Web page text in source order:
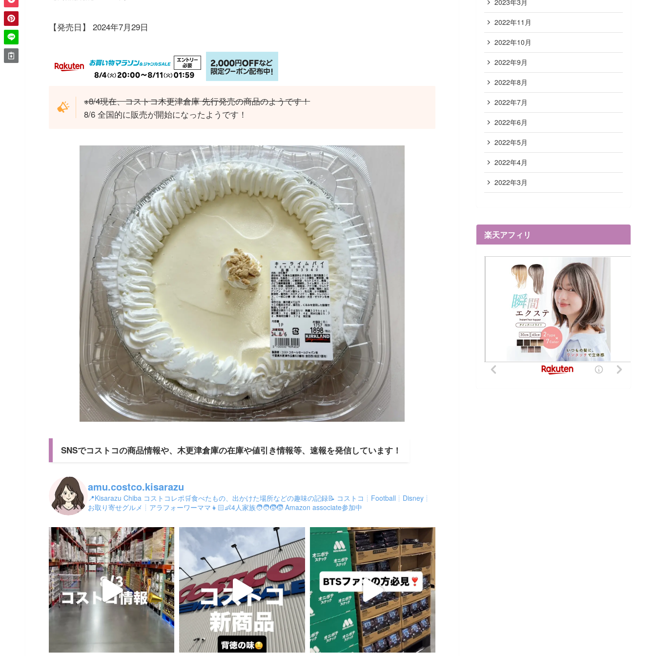
【発売日】 2024年7月29日
※8/4現在、コストコ木更津倉庫 先行発売の商品のようです！
8/6 全国的に販売が開始になったようです！
SNSでコストコの商品情報や、木更津倉庫の在庫や値引き情報等、速報を発信しています！
amu.costco.kisarazu
📍Kisarazu Chiba コストコレポ🛒食べたもの、出かけた場所などの趣味の記録📝 コストコ┊︎Football┊Disney┊︎
お取り寄せグルメ┊︎アラフォーワーママ👧🏻👶4人家族🧑‍🧑‍🧒‍🧒 Amazon associate参加中
2023年3月
2022年11月
2022年10月
2022年9月
2022年8月
2022年7月
2022年6月
2022年5月
2022年4月
2022年3月
楽天アフィリ